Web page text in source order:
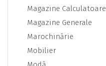
Magazine Calculatoare
Magazine Generale
Marochinărie
Mobilier